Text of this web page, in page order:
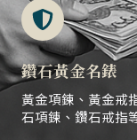
鑽石黃金名錶
黃金項鍊、黃金戒
石項鍊、鑽石戒指